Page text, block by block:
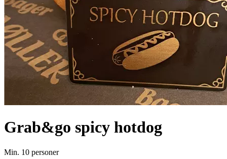
Grab&go spicy hotdog
Min. 10 personer